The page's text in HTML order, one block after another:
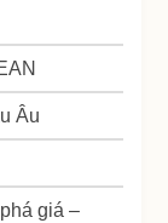
Âu
giá –